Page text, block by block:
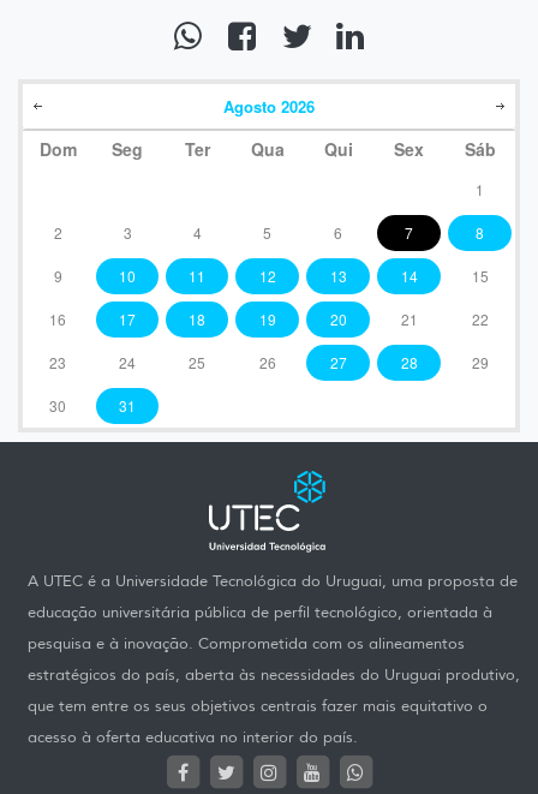
Agosto 2026
Dom Seg Ter Qua Qui Sex Sáb
1
2 3 4 5 6 7 8
9 10 11 12 13 14 15
16 17 18 19 20 21 22
23 24 25 26 27 28 29
30 31
A UTEC é a Universidade Tecnológica do Uruguai, uma proposta de
educação universitária pública de perfil tecnológico, orientada à
pesquisa e à inovação. Comprometida com os alineamentos
estratégicos do país, aberta às necessidades do Uruguai produtivo,
que tem entre os seus objetivos centrais fazer mais equitativo o
acesso à oferta educativa no interior do país.